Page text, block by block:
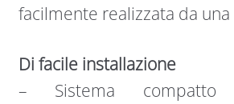
facilmente realizzata da
Di facile installazione
– Sistema